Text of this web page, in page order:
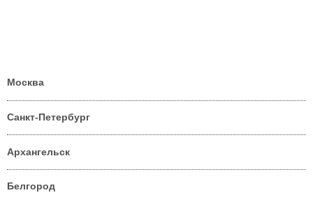
Москва
Санкт-Петербург
Архангельск
Белгород